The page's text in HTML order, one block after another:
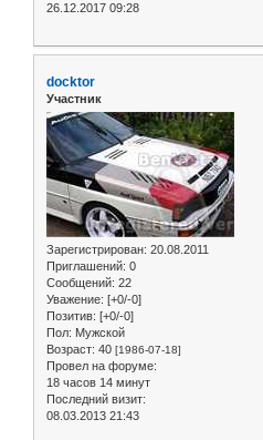
26.12.2017 09:28
docktor
Участник
Зарегистрирован: 20.08.2011
Приглашений: 0
Сообщений: 22
Уважение: [+0/-0]
Позитив: [+0/-0]
Пол: Мужской
Возраст: 40 [1986-07-18]
Провел на форуме:
18 часов 14 минут
Последний визит:
08.03.2013 21:43